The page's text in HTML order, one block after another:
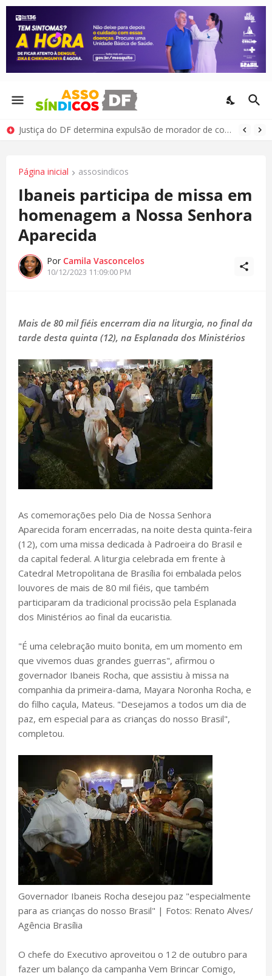
Justiça do DF determina expulsão de morador de condomínio por comportamento antissocial
Página inicial assosindicos
Ibaneis participa de missa em
homenagem a Nossa Senhora
Aparecida
Por Camila Vasconcelos
10/12/2023 11:09:00 PM
Mais de 80 mil fiéis encerram dia na liturgia, no final da
tarde desta quinta (12), na Esplanada dos Ministérios
As comemorações pelo Dia de Nossa Senhora
Aparecida foram encerradas, na noite desta quinta-feira
(12), com uma missa dedicada à Padroeira do Brasil e
da capital federal. A liturgia celebrada em frente à
Catedral Metropolitana de Brasília foi embalada pelos
louvores de mais de 80 mil fiéis, que também
participaram da tradicional procissão pela Esplanada
dos Ministérios ao final da eucaristia.
"É uma celebração muito bonita, em um momento em
que vivemos duas grandes guerras", afirmou o
governador Ibaneis Rocha, que assistiu à missa na
companhia da primeira-dama, Mayara Noronha Rocha, e
do filho caçula, Mateus. "Desejamos a todos um dia de
paz, em especial para as crianças do nosso Brasil",
completou.
Governador Ibaneis Rocha desejou paz "especialmente
para as crianças do nosso Brasil" | Fotos: Renato Alves/
Agência Brasília
O chefe do Executivo aproveitou o 12 de outubro para
fazer um balanço da campanha Vem Brincar Comigo,